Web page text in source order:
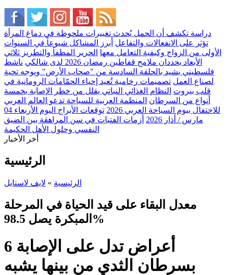
دراسة تكشف أن الحمل يُحدث تغييرات ملحوظة في دماغ المرأة
تؤثر على الانفعالات والتفاعل أبرز المشاكل شيوعاً في السنوات
الأولى من الزواج وكيفية التعامل معها الحرير المطفأ والتطريز ثلاثي
الأبعاد يحددان ملامح قفاطين رمضان 2026 لدى شالكي
ناشط
فلسطيني يشيد بالحلقة السادسة من "صحاب الأرض" ويوجه تحية
لصناع العمل تصميمات رخامية تُعيد إحياء الحمّامات الرومانية في
قلب بيروت النظام الغذائي النباتي يقلل من خطر الإصابة بخمسة
أنواع من السرطان المنظمة العربية للسياحة تدعو العالم العربي
للاحتفال بيوم السياحة العربي 2026
توقعات الأبراج اليوم الأربعاء 04
مارس / أذار 2026
أزمات الفتيات في سن المراهقة بين الضيق
النفسي وحلول الأهل الحكيمة
أخر الأخبار
الرئيسية
الرئيسية » لايف لاستايل
معدل البقاء على قيد الحياة في المرحلة
المبكرة يصل 98.5%
6 أعراض تدل على الإصابة
بسرطان الثدي من بينها يشبه